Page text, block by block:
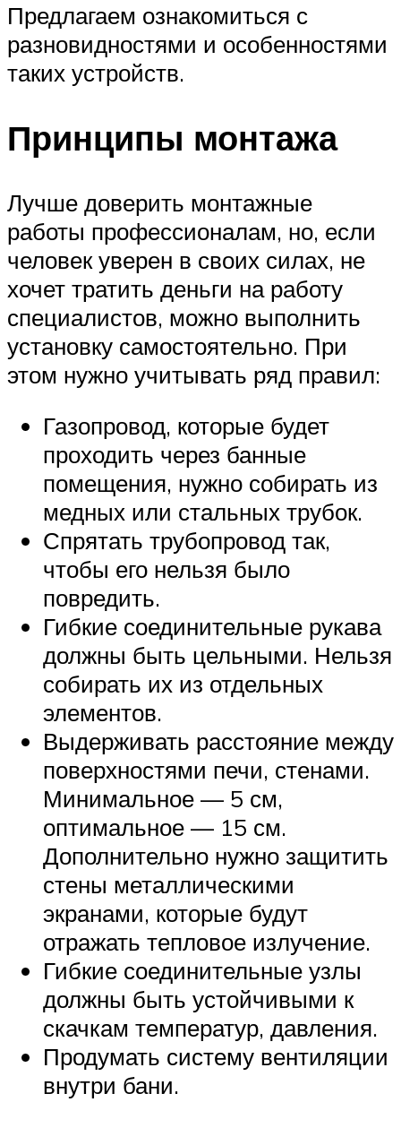
Предлагаем ознакомиться с
разновидностями и особенностями
таких устройств.
Принципы монтажа
Лучше доверить монтажные
работы профессионалам, но, если
человек уверен в своих силах, не
хочет тратить деньги на работу
специалистов, можно выполнить
установку самостоятельно. При
этом нужно учитывать ряд правил:
Газопровод, которые будет
проходить через банные
помещения, нужно собирать из
медных или стальных трубок.
Спрятать трубопровод так,
чтобы его нельзя было
повредить.
Гибкие соединительные рукава
должны быть цельными. Нельзя
собирать их из отдельных
элементов.
Выдерживать расстояние между
поверхностями печи, стенами.
Минимальное — 5 см,
оптимальное — 15 см.
Дополнительно нужно защитить
стены металлическими
экранами, которые будут
отражать тепловое излучение.
Гибкие соединительные узлы
должны быть устойчивыми к
скачкам температур, давления.
Продумать систему вентиляции
внутри бани.